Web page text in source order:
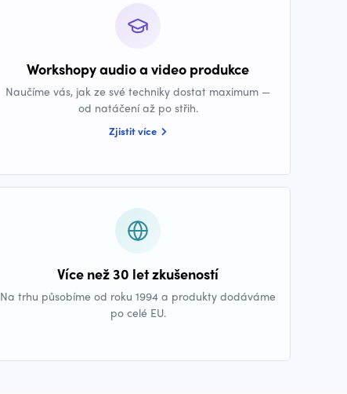
Workshopy audio a video produkce
Naučíme vás, jak ze své techniky dostat maximum —
od natáčení až po střih.
Zjistit více
Více než 30 let zkušeností
Na trhu působíme od roku 1994 a produkty dodáváme
po celé EU.